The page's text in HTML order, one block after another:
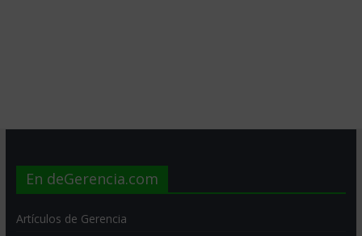
En deGerencia.com
Artículos de Gerencia